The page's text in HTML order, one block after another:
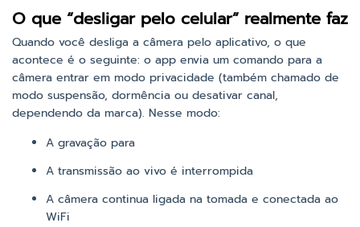
O que “desligar pelo celular” realmente faz
Quando você desliga a câmera pelo aplicativo, o que
acontece é o seguinte: o app envia um comando para a
câmera entrar em modo privacidade (também chamado de
modo suspensão, dormência ou desativar canal,
dependendo da marca). Nesse modo:
A gravação para
A transmissão ao vivo é interrompida
A câmera continua ligada na tomada e conectada ao
WiFi